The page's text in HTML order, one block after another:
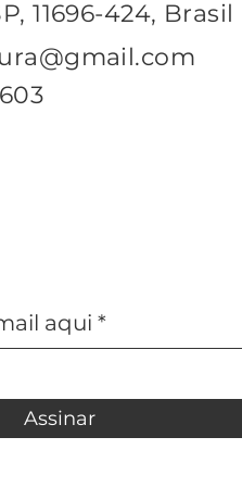
11696-424, Brasil
aqui
Assinar